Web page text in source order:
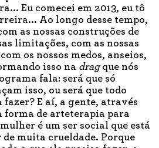
Eu comecei em 2013, eu tô
Ao longo desse tempo,
as nossas construções de
limitações, com as nossas
os nossos medos, anseios,
isso na dragque nós
fala: será que só
isso, ou será que todo
fazer? E aí, a gente, através
forma de arteterapia para
é um ser social que está
muita crueldade. Porque